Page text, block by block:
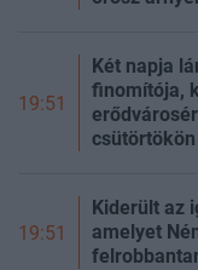
19:51
Két napja
finomítója,
csütörtökön
19:51
Kiderült az
amelyet